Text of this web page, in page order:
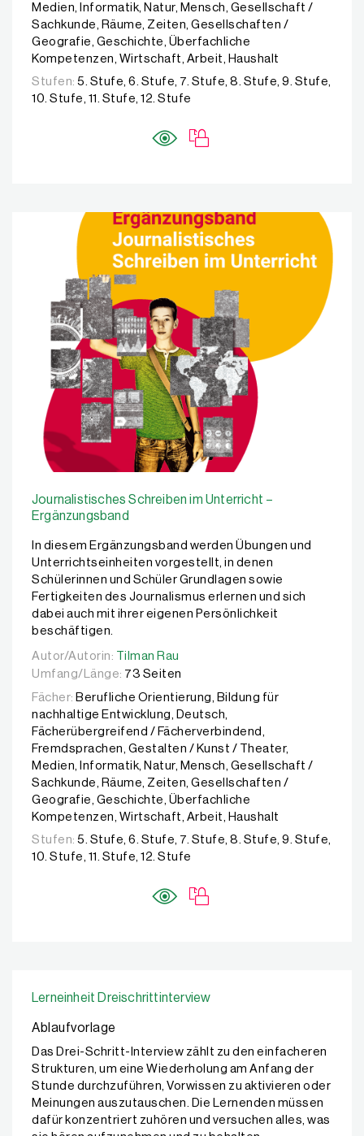
Medien, Informatik, Natur, Mensch, Gesellschaft /
Sachkunde, Räume, Zeiten, Gesellschaften /
Geografie, Geschichte, Überfachliche
Kompetenzen, Wirtschaft, Arbeit, Haushalt
Stufen: 5. Stufe, 6. Stufe, 7. Stufe, 8. Stufe, 9. Stufe,
10. Stufe, 11. Stufe, 12. Stufe
Journalistisches Schreiben im Unterricht –
Ergänzungsband
In diesem Ergänzungsband werden Übungen und
Unterrichtseinheiten vorgestellt, in denen
Schülerinnen und Schüler Grundlagen sowie
Fertigkeiten des Journalismus erlernen und sich
dabei auch mit ihrer eigenen Persönlichkeit
beschäftigen.
Autor/Autorin: Tilman Rau
Autor/Autorin:
Tilman Rau
Umfang/Länge: 73 Seiten
Fächer: Berufliche Orientierung, Bildung für
nachhaltige Entwicklung, Deutsch,
Fächerübergreifend / Fächerverbindend,
Fremdsprachen, Gestalten / Kunst / Theater,
Medien, Informatik, Natur, Mensch, Gesellschaft /
Sachkunde, Räume, Zeiten, Gesellschaften /
Geografie, Geschichte, Überfachliche
Kompetenzen, Wirtschaft, Arbeit, Haushalt
Stufen: 5. Stufe, 6. Stufe, 7. Stufe, 8. Stufe, 9. Stufe,
10. Stufe, 11. Stufe, 12. Stufe
Lerneinheit Dreischrittinterview
Ablaufvorlage
Das Drei-Schritt-Interview zählt zu den einfacheren
Strukturen, um eine Wiederholung am Anfang der
Stunde durchzuführen, Vorwissen zu aktivieren oder
Meinungen auszutauschen. Die Lernenden müssen
dafür konzentriert zuhören und versuchen alles, was